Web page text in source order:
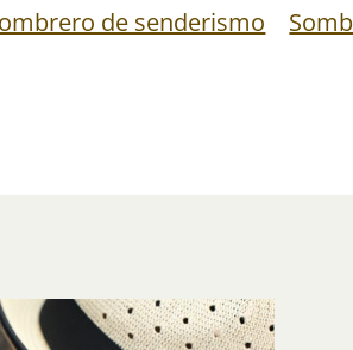
de senderismo